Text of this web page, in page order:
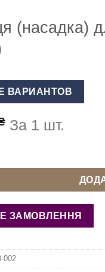
(насадка)
ВАРИАНТОВ
За 1 шт.
для жалюзі Сітка
ЗАМОВЛЕННЯ
002